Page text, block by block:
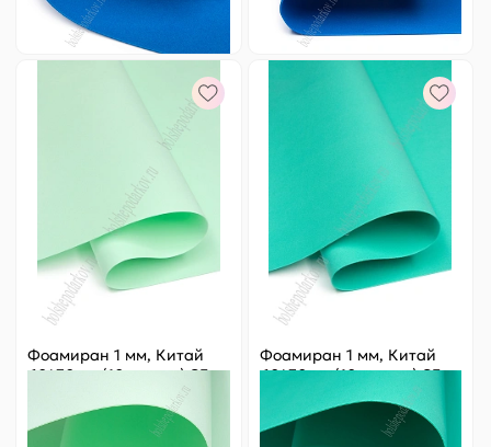
- + +
Фоамиран 1 мм, Китай
60*70 см (10 листов) SF-
5822, мятный №1081
Цена за 24.8 ₽
Фоамиран 1 мм, Китай
60*70 см (10 листов) SF-
5822, тиффани
Цена за 24.8 ₽